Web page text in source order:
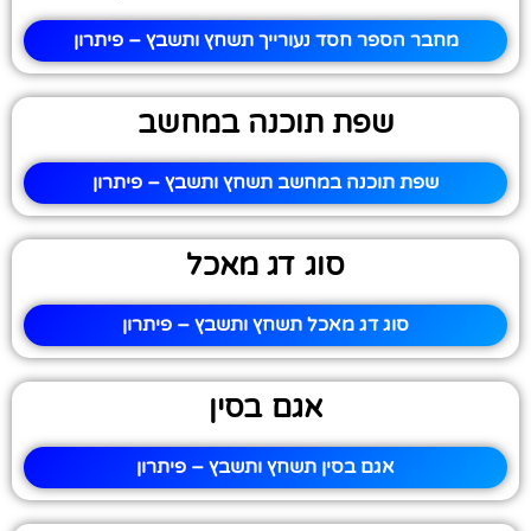
מחבר הספר חסד נעורייך תשחץ ותשבץ – פיתרון
שפת תוכנה במחשב
שפת תוכנה במחשב תשחץ ותשבץ – פיתרון
סוג דג מאכל
סוג דג מאכל תשחץ ותשבץ – פיתרון
אגם בסין
אגם בסין תשחץ ותשבץ – פיתרון